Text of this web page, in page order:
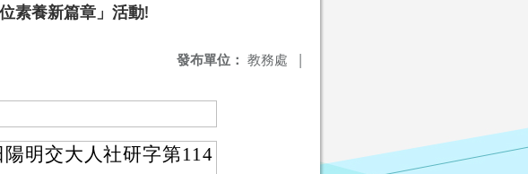
素養新篇章」活動!
發布單位： 教務處 |
明交大人社研字第114